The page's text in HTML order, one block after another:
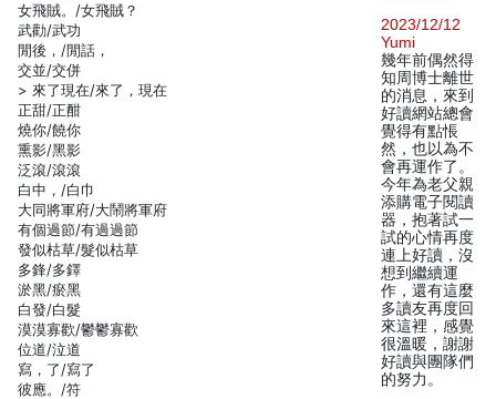
女飛賊。/女飛賊？
武勸/武功
閒後，/閒話，
交並/交併
> 來了現在/來了，現在
正甜/正酣
燒你/饒你
熏影/黑影
泛滾/滾滾
白中，/白巾
大同將軍府/大鬧將軍府
有個過節/有過過節
發似枯草/髮似枯草
多鋒/多鐸
淤黑/瘀黑
白發/白髮
漠漠寡歡/鬱鬱寡歡
位道/泣道
寫，了/寫了
彼應。/符
2023/12/12
Yumi
幾年前偶然得
知周博士離世
的消息，來到
好讀網站總會
覺得有點悵
然，也以為不
會再運作了。
今年為老父親
添購電子閱讀
器，抱著試一
試的心情再度
連上好讀，沒
想到繼續運
作，還有這麼
多讀友再度回
來這裡，感覺
很溫暖，謝謝
好讀與團隊們
的努力。